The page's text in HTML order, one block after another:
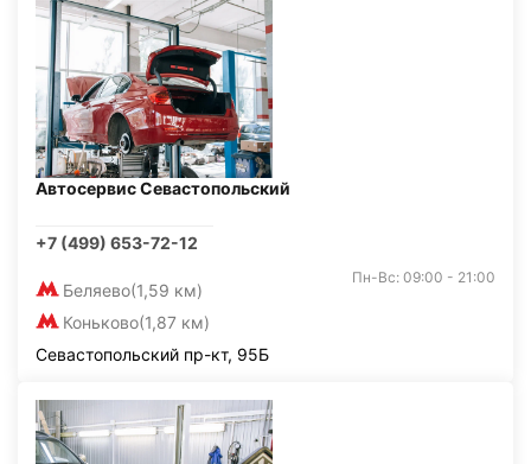
Автосервис Севастопольский
+7 (499) 653-72-12
Беляево(1,59 км)
Коньково(1,87 км)
Пн-Вс: 09:00 - 21:00
Севастопольский пр-кт, 95Б